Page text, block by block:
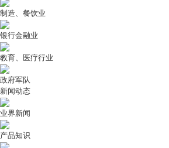
制造、餐饮业
银行金融业
教育、医疗行业
政府军队
新闻动态
业界新闻
产品知识